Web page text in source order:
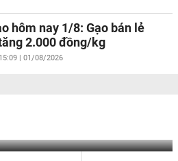
hôm nay 1/8: Gạo bán lẻ
2.000 đồng/kg
15:09 | 01/08/2026